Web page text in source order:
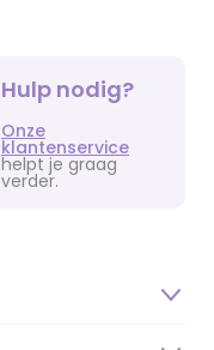
Hulp nodig?
Onze
klantenservice
helpt je graag
verder.